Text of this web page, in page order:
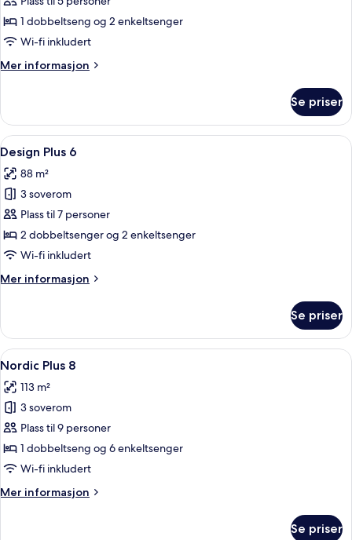
Plus
4
1 dobbeltseng og 2 enkeltsenger
Wi-fi inkludert
Mer informasjon
Mer
Plus
4
Se priser
Åpne
alle
bildene
av
Design
Plus
6
Design Plus 6 | Strykejern/-brett og
11
Design Plus 6
88 m²
3 soverom
Plass til 7 personer
2 dobbeltsenger og 2 enkeltsenger
Wi-fi inkludert
Mer informasjon
Mer
Plus
6
Se priser
Åpne
alle
bildene
av
Nordic
Plus
8
Nordic Plus 8 | Strykejern/-brett og
12
Nordic Plus 8
113 m²
3 soverom
Plass til 9 personer
1 dobbeltseng og 6 enkeltsenger
Wi-fi inkludert
Mer informasjon
Mer
Se priser